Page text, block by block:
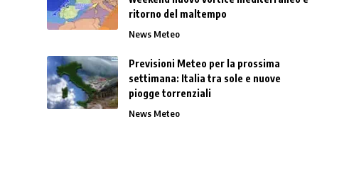
ritorno del maltempo
News Meteo
Previsioni Meteo per la prossima
settimana: Italia tra sole e nuove
piogge torrenziali
News Meteo